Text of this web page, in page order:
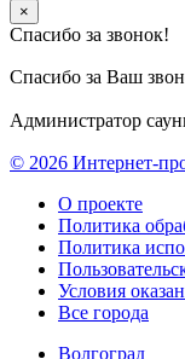
×
Спасибо за звонок!
Спасибо за Ваш
Администратор
© 2026 Интернет-
О проекте
Политика
Политика
Условия
Все города
Волгоград